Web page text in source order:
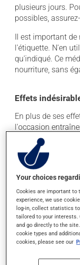
plusieurs jours.
possibles,
Il est important de
l'étiquette. N'en
qu'indiqué. Ce
nourriture, sans
Effets
En plus de ses
l'occasion
secondaires),
il peut causer
il peut causer de
il peut donner
il peut modifier
il peut causer
vomissements;
il peut rendre
(p. ex. soleil,
Your choices
Cookies are important to
experience, we use
log-in, collect statistics
tailored to your interests.
and go directly to the
cookie types and
cookies, please see our